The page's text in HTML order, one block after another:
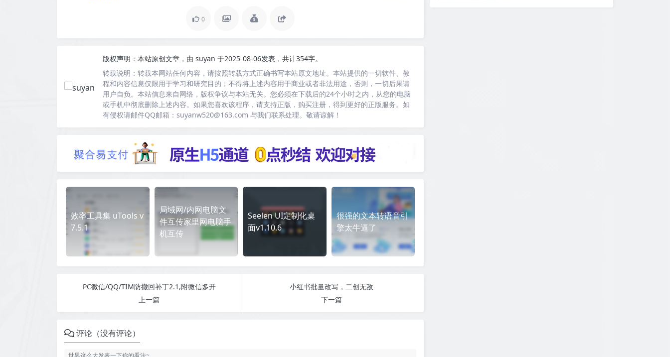
0
版权声明： 本站原创文章，由 suyan 于2025-08-06发表，共计354字。
转载说明： 转载本网站任何内容，请按照转载方式正确书写本站原文地址。本站提供的一切软件、教
程和内容信息仅限用于学习和研究目的；不得将上述内容用于商业或者非法用途，否则，一切后果请
用户自负。本站信息来自网络，版权争议与本站无关。您必须在下载后的24个小时之内，从您的电脑
或手机中彻底删除上述内容。如果您喜欢该程序，请支持正版，购买注册，得到更好的正版服务。如
有侵权请邮件QQ邮箱：suyanw520@163.com 与我们联系处理。敬请谅解！
效率工具集 uTools v
7.5.1
局域网/内网电脑文
件互传家里网电脑手
机互传
Seelen UI定制化桌
面v1.10.6
很强的文本转语音引
擎太牛逼了
PC微信/QQ/TIM防撤回补丁2.1,附微信多开
上一篇
小红书批量改写，二创无敌
下一篇
评论（没有评论）